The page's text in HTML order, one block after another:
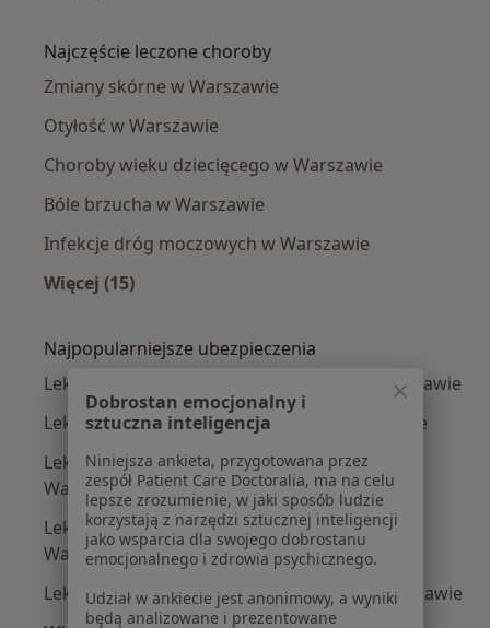
Najczęście leczone choroby
Zmiany skórne w Warszawie
Otyłość w Warszawie
Choroby wieku dziecięcego w Warszawie
Bóle brzucha w Warszawie
Infekcje dróg moczowych w Warszawie
Więcej (15)
Najpopularniejsze ubezpieczenia
Lekarze bez specjalizacji z Medicover w Warszawie
Lekarze bez specjalizacji z Allianz w Warszawie
Lekarze bez specjalizacji z INTER Polska w
Warszawie
Lekarze bez specjalizacji z Signal Iduna w
Warszawie
Lekarze bez specjalizacji z Compensa w Warszawie
Dobrostan emocjonalny i
sztuczna inteligencja
Niniejsza ankieta, przygotowana przez
zespół Patient Care Doctoralia, ma na celu
lepsze zrozumienie, w jaki sposób ludzie
korzystają z narzędzi sztucznej inteligencji
jako wsparcia dla swojego dobrostanu
emocjonalnego i zdrowia psychicznego.
Udział w ankiecie jest anonimowy, a wyniki
będą analizowane i prezentowane